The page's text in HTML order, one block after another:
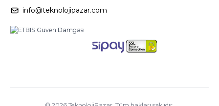
info@teknolojipazar.com